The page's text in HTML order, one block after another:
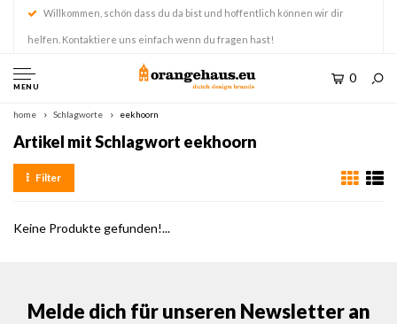
Willkommen, schön dass du da bist und hoffentlich können wir dir
helfen. Kontaktiere uns einfach wenn du fragen hast!
MENU
0
home Schlagworte eekhoorn
Artikel mit Schlagwort eekhoorn
Filter
Keine Produkte gefunden!...
Melde dich für unseren Newsletter an